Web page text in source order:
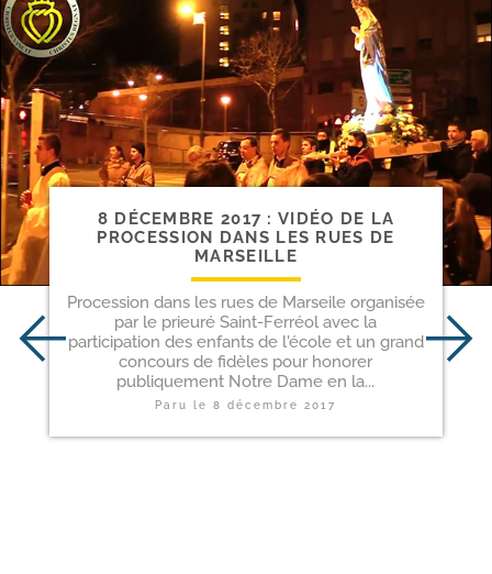
8 DÉCEMBRE 2017 : VIDÉO DE LA
PROCESSION DANS LES RUES DE
MARSEILLE
Procession dans les rues de Marseile organisée
par le prieuré Saint-Ferréol avec la
participation des enfants de l'école et un grand
concours de fidèles pour honorer
publiquement Notre Dame en la...
Paru le8 décembre 2017